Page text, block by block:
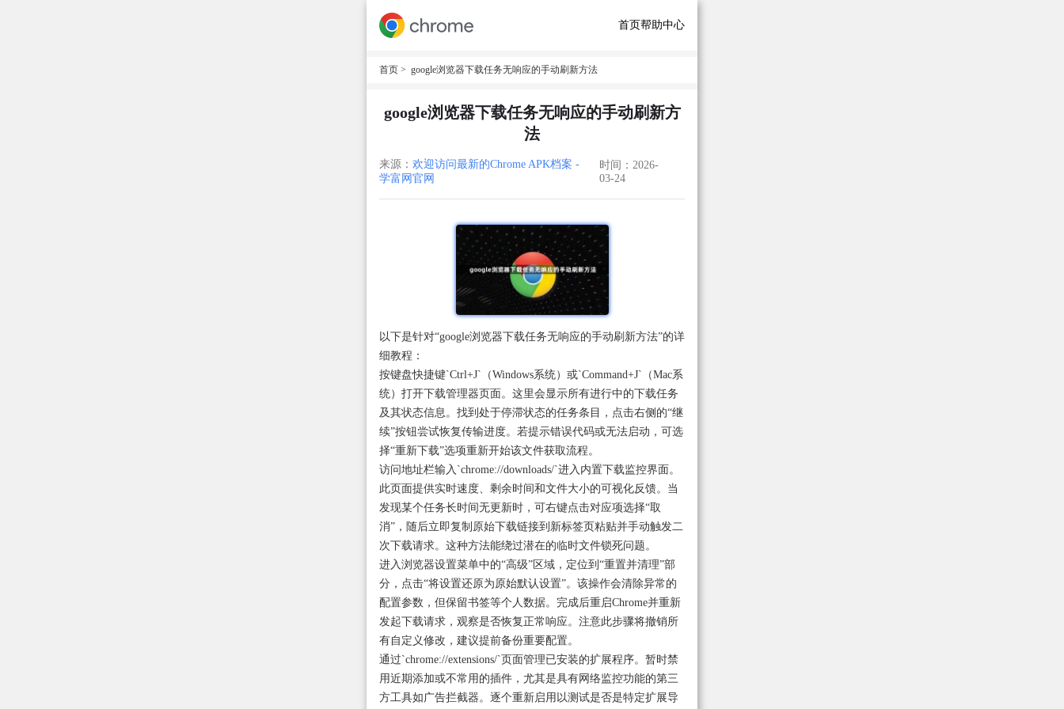
首页帮助中心
首页 > google浏览器下载任务无响应的手动刷新方法
google浏览器下载任务无响应的手动刷新方
法
来源： 欢迎访问最新的Chrome APK档案 -
学富网官网
时间：2026-
03-24
以下是针对“google浏览器下载任务无响应的手动刷新方法”的详
细教程：
按键盘快捷键`Ctrl+J`（Windows系统）或`Command+J`（Mac系
统）打开下载管理器页面。这里会显示所有进行中的下载任务
及其状态信息。找到处于停滞状态的任务条目，点击右侧的“继
续”按钮尝试恢复传输进度。若提示错误代码或无法启动，可选
择“重新下载”选项重新开始该文件获取流程。
访问地址栏输入`chrome://downloads/`进入内置下载监控界面。
此页面提供实时速度、剩余时间和文件大小的可视化反馈。当
发现某个任务长时间无更新时，可右键点击对应项选择“取
消”，随后立即复制原始下载链接到新标签页粘贴并手动触发二
次下载请求。这种方法能绕过潜在的临时文件锁死问题。
进入浏览器设置菜单中的“高级”区域，定位到“重置并清理”部
分，点击“将设置还原为原始默认设置”。该操作会清除异常的
配置参数，但保留书签等个人数据。完成后重启Chrome并重新
发起下载请求，观察是否恢复正常响应。注意此步骤将撤销所
有自定义修改，建议提前备份重要配置。
通过`chrome://extensions/`页面管理已安装的扩展程序。暂时禁
用近期添加或不常用的插件，尤其是具有网络监控功能的第三
方工具如广告拦截器。逐个重新启用以测试是否是特定扩展导